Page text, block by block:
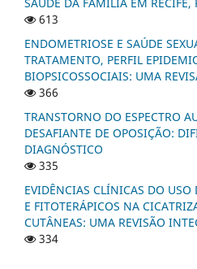
613
ENDOMETRIOSE E SAÚDE
TRATAMENTO, PERFIL
BIOPSICOSSOCIAIS: UMA
366
TRANSTORNO DO ESPECTRO
DESAFIANTE DE OPOSIÇÃO:
DIAGNÓSTICO
335
EVIDÊNCIAS CLÍNICAS DO
E FITOTERÁPICOS NA
CUTÂNEAS: UMA REVISÃO
334